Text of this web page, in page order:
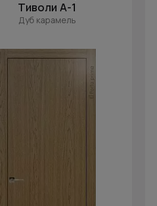
Тиволи А-1
Дуб карамель